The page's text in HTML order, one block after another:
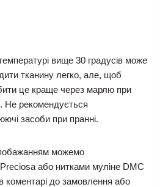
вище 30 градусів може
тканину легко, але, щоб
це краще через марлю при
Не рекомендується
засоби при пранні.
можемо
або нитками муліне DMC
коментарі до замовлення або